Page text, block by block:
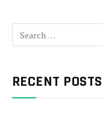
RECENT POSTS